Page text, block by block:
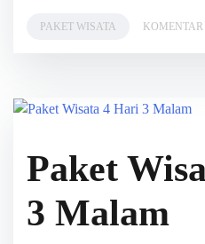
PAKET WISATA KOMENTAR
Paket
3 Malam